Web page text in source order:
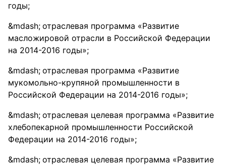
годы;
отраслевая программа «Развитие
масложировой отрасли в Российской Федерации
на 2014-2016 годы»;
отраслевая программа «Развитие
мукомольно-крупяной промышленности в
Российской Федерации на 2014-2016 годы»;
отраслевая целевая программа «Развитие
хлебопекарной промышленности Российской
Федерации на 2014-2016 годы»;
отраслевая целевая программа «Развитие